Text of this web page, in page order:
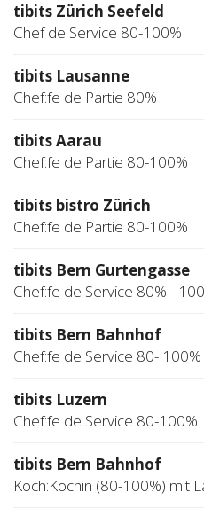
tibits Zürich Seefeld
Chef de Service 80-100%
tibits Lausanne
Chef:fe de Partie 80%
tibits Aarau
Chef:fe de Partie 80-100%
tibits bistro Zürich
Chef:fe de Partie 80-100%
tibits Bern Gurtengasse
Chef:fe de Service 80% -
tibits Bern Bahnhof
Chef:fe de Service 80- 100%
tibits Luzern
Chef:fe de Service 80-100%
tibits Bern Bahnhof
Koch:Köchin (80-100%) mit